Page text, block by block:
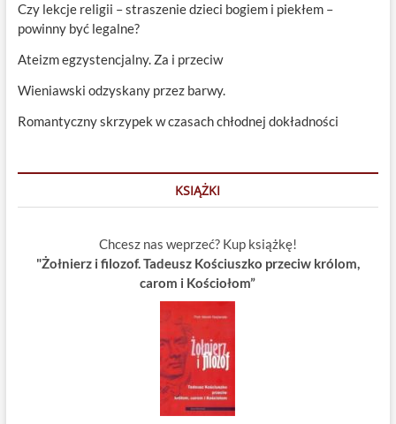
Czy lekcje religii – straszenie dzieci bogiem i piekłem –
powinny być legalne?
Ateizm egzystencjalny. Za i przeciw
Wieniawski odzyskany przez barwy.
Romantyczny skrzypek w czasach chłodnej dokładności
KSIĄŻKI
Chcesz nas weprzeć? Kup książkę!
"Żołnierz i filozof. Tadeusz Kościuszko przeciw królom,
carom i Kościołom”